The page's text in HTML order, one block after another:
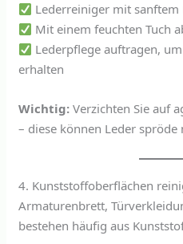
Lederreiniger mit sanftem
Mit einem feuchten Tuch
Lederpflege auftragen,
erhalten
Wichtig: Verzichten Sie auf
– diese können Leder spröde
4. Kunststoffoberflächen
Armaturenbrett,
bestehen häufig aus